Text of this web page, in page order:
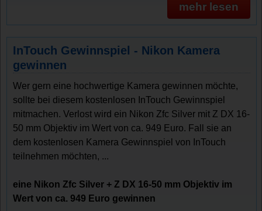
mehr lesen
InTouch Gewinnspiel - Nikon Kamera
gewinnen
Wer gern eine hochwertige Kamera gewinnen möchte,
sollte bei diesem kostenlosen InTouch Gewinnspiel
mitmachen. Verlost wird ein Nikon Zfc Silver mit Z DX 16-
50 mm Objektiv im Wert von ca. 949 Euro. Fall sie an
dem kostenlosen Kamera Gewinnspiel von InTouch
teilnehmen möchten, ...
eine Nikon Zfc Silver + Z DX 16-50 mm Objektiv im
Wert von ca. 949 Euro gewinnen